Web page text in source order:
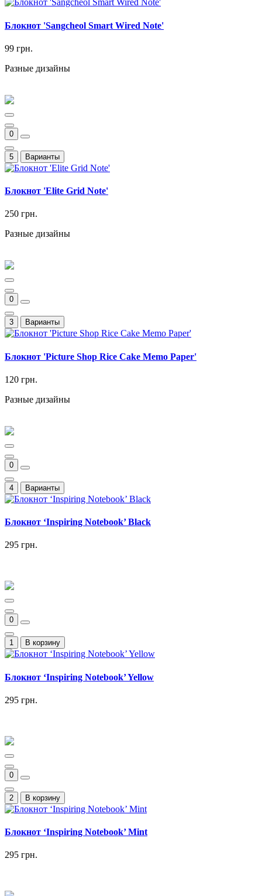
Блокнот 'Sangcheol Smart Wired Note'
99 грн.
Разные дизайны
0
5 Варианты
Блокнот 'Elite Grid Note'
250 грн.
Разные дизайны
0
3 Варианты
Блокнот 'Picture Shop Rice Cake Memo Paper'
120 грн.
Разные дизайны
0
4 Варианты
Блокнот ‘Inspiring Notebook’ Black
295 грн.
0
1 В корзину
Блокнот ‘Inspiring Notebook’ Yellow
295 грн.
0
2 В корзину
Блокнот ‘Inspiring Notebook’ Mint
295 грн.